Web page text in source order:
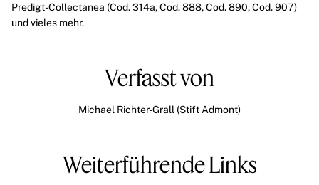
Predigt-Collectanea (Cod. 314a,Cod. 888,Cod. 890,Cod. 907)
und vieles mehr.
Verfasst von
Michael Richter-Grall (Stift Admont)
Weiterführende Links